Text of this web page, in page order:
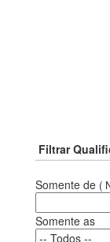
Filtrar
Somente de (
Somente as